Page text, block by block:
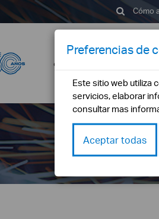
Cómo
¿Qué es Femetal?
Preferencias de
Este sitio web utiliza
servicios, elaborar
consultar mas
Aceptar todas